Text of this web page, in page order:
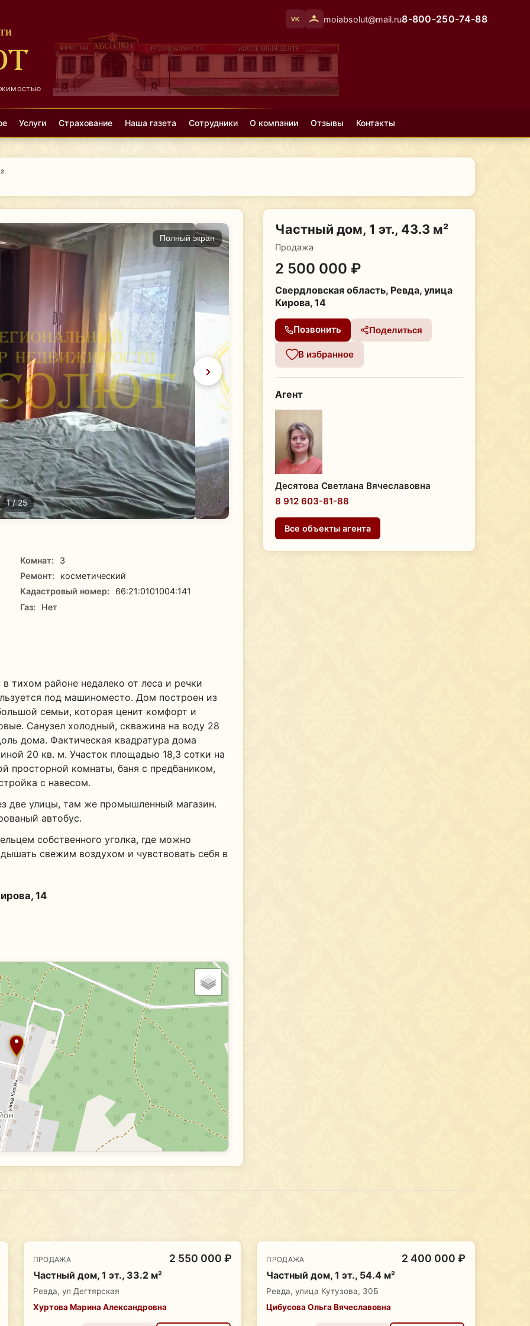
VK moiabsolut@mail.ru8-800-250-74-88
Услуги Страхование Наша газета Сотрудники О компании Отзывы Контакты
›
Полный экран
1/ 25
Комнат:
3
Ремонт:
косметический
Кадастровый номер:
66:21:0101004:141
Газ:
Нет
тихом районе недалеко от леса и речки
под машиноместо. Дом построен из
семьи, которая ценит комфорт и
Санузел холодный, скважина на воду 28
дома. Фактическая квадратура дома
20 кв. м. Участок площадью 18,3 сотки на
просторной комнаты, баня с предбаником,
с навесом.
две улицы, там же промышленный магазин.
автобус.
собственного уголка, где можно
свежим воздухом и чувствовать себя в
14
Частный дом, 1 эт., 43.3 м²
Продажа
2 500 000 ₽
Свердловская область, Ревда, улица
Кирова, 14
Позвонить Поделиться
В избранное
Агент
Десятова Светлана Вячеславовна
8 912 603-81-88
Все объекты агента
ПРОДАЖА 2 550 000 ₽
Частный дом, 1 эт., 33.2 м²
Ревда, ул Дегтярская
Хуртова Марина Александровна
ПРОДАЖА 2 400 000 ₽
Частный дом, 1 эт., 54.4 м²
Ревда, улица Кутузова, 30Б
Цибусова Ольга Вячеславовна